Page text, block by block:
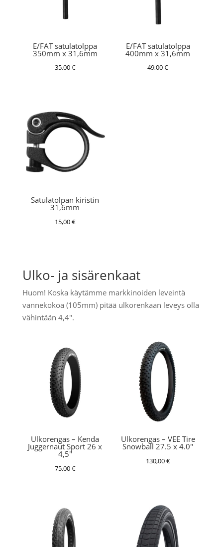
E/FAT satulatolppa
350mm x 31,6mm
35,00€
E/FAT satulatolppa
400mm x 31,6mm
49,00€
Satulatolpan kiristin
31,6mm
15,00€
Ulko- ja sisärenkaat
Huom! Koska käytämme markkinoiden leveintä
vannekokoa (105mm) pitää ulkorenkaan leveys olla
vähintään 4,4".
Ulkorengas – Kenda
Juggernaut Sport 26 x
4,5″
75,00€
Ulkorengas – VEE Tire
Snowball 27.5 x 4.0″
130,00€